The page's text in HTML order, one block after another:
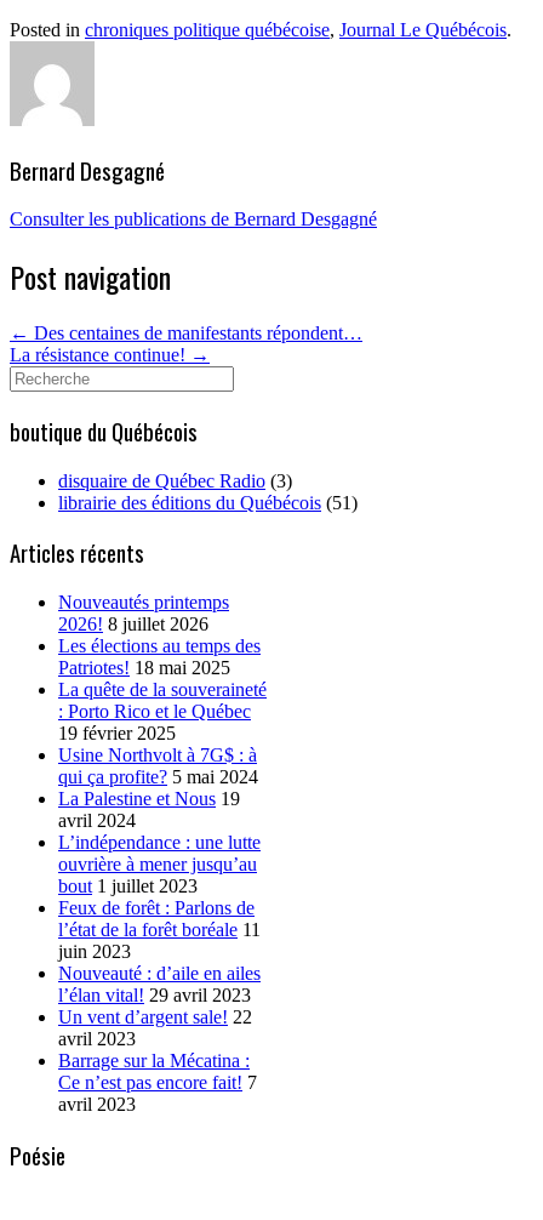
Posted in chroniques politique québécoise, Journal Le Québécois.
Bernard Desgagné
Consulter les publications de Bernard Desgagné
Post navigation
← Des centaines de manifestants répondent…
La résistance continue! →
Search
for:
boutique du Québécois
disquaire de Québec Radio (3)
librairie des éditions du Québécois (51)
Articles récents
Nouveautés printemps
2026! 8 juillet 2026
Les élections au temps des
Patriotes! 18 mai 2025
La quête de la souveraineté
: Porto Rico et le Québec
19 février 2025
Usine Northvolt à 7G$ : à
qui ça profite? 5 mai 2024
La Palestine et Nous 19
avril 2024
L’indépendance : une lutte
ouvrière à mener jusqu’au
bout 1 juillet 2023
Feux de forêt : Parlons de
l’état de la forêt boréale 11
juin 2023
Nouveauté : d’aile en ailes
l’élan vital! 29 avril 2023
Un vent d’argent sale! 22
avril 2023
Barrage sur la Mécatina :
Ce n’est pas encore fait! 7
avril 2023
Poésie